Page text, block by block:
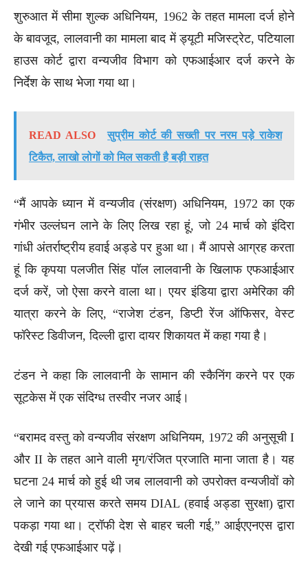
शुरुआत में सीमा शुल्क अधिनियम, 1962 के तहत मामला दर्ज होने
के बावजूद, लालवानी का मामला बाद में ड्यूटी मजिस्ट्रेट, पटियाला
हाउस कोर्ट द्वारा वन्यजीव विभाग को एफआईआर दर्ज करने के
निर्देश के साथ भेजा गया था।
READ ALSO
सुप्रीम कोर्ट की सख्ती पर नरम पड़े राकेश
टिकैत, लाखो लोगों को मिल सकती है बड़ी राहत
“मैं आपके ध्यान में वन्यजीव (संरक्षण) अधिनियम, 1972 का एक
गंभीर उल्लंघन लाने के लिए लिख रहा हूं, जो 24 मार्च को इंदिरा
गांधी अंतर्राष्ट्रीय हवाई अड्डे पर हुआ था। मैं आपसे आग्रह करता
हूं कि कृपया पलजीत सिंह पॉल लालवानी के खिलाफ एफआईआर
दर्ज करें, जो ऐसा करने वाला था। एयर इंडिया द्वारा अमेरिका की
यात्रा करने के लिए, “राजेश टंडन, डिप्टी रेंज ऑफिसर, वेस्ट
फॉरेस्ट डिवीजन, दिल्ली द्वारा दायर शिकायत में कहा गया है।
टंडन ने कहा कि लालवानी के सामान की स्कैनिंग करने पर एक
सूटकेस में एक संदिग्ध तस्वीर नजर आई।
“बरामद वस्तु को वन्यजीव संरक्षण अधिनियम, 1972 की अनुसूची I
और II के तहत आने वाली मृग/रंजित प्रजाति माना जाता है। यह
घटना 24 मार्च को हुई थी जब लालवानी को उपरोक्त वन्यजीवों को
ले जाने का प्रयास करते समय DIAL (हवाई अड्डा सुरक्षा) द्वारा
पकड़ा गया था। ट्रॉफी देश से बाहर चली गई,” आईएएनएस द्वारा
देखी गई एफआईआर पढ़ें।